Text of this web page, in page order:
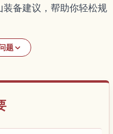
备建议，帮助你轻松规
题